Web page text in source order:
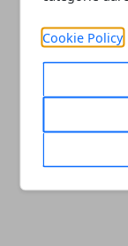
Cookie Policy
Le